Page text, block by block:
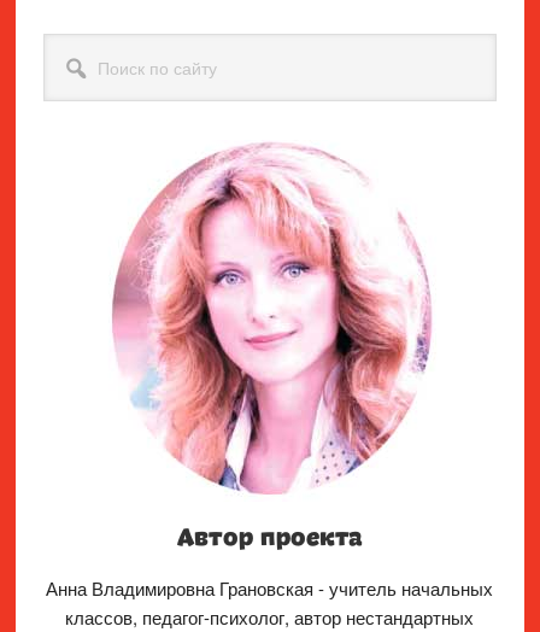
сайту
Автор проекта
Анна Владимировна Грановская - учитель начальных
классов, педагог-психолог, автор нестандартных